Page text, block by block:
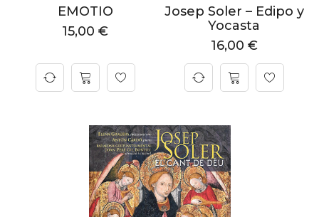
EMOTIO
15,00 €
Josep Soler – Edipo y
Yocasta
16,00 €